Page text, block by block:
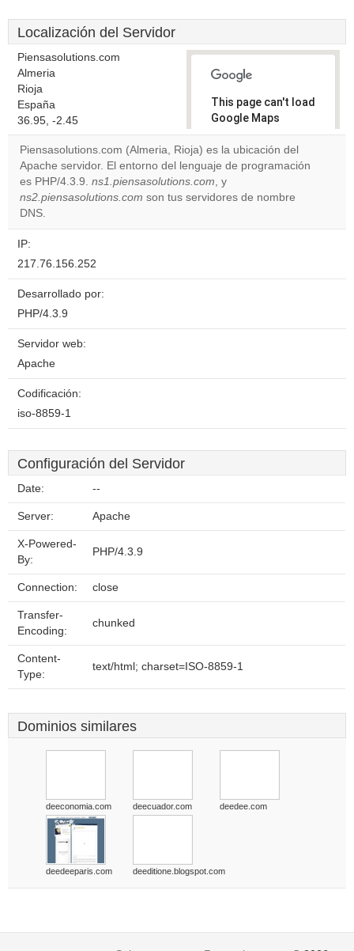
Localización del Servidor
Piensasolutions.com
Almeria
Rioja
España
36.95, -2.45
This page can't load
Google Maps
correctly.
Do you
own this
website?
Piensasolutions.com (Almeria, Rioja) es la ubicación del
Apache servidor. El entorno del lenguaje de programación
es PHP/4.3.9. ns1.piensasolutions.com, y
ns2.piensasolutions.com son tus servidores de nombre
DNS.
IP:
217.76.156.252
Desarrollado por:
PHP/4.3.9
Servidor web:
Apache
Codificación:
iso-8859-1
Configuración del Servidor
Date: --
Server: Apache
X-Powered-
By:
PHP/4.3.9
Connection: close
Transfer-
Encoding:
chunked
Content-
Type:
text/html; charset=ISO-8859-1
Dominios similares
deeconomia.com deecuador.com deedee.com
deedeeparis.com deeditione.blogspot.com